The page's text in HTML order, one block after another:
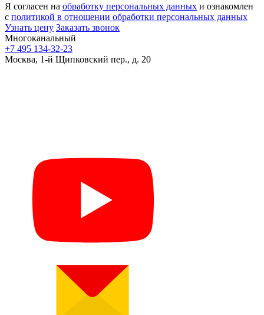
Я согласен на обработку персональных данных и ознакомлен
с политикой в отношении обработки персональных данных
Узнать цену Заказать звонок
Многоканальный
+7 495 134-32-23
Москва, 1-й Щипковский пер., д. 20